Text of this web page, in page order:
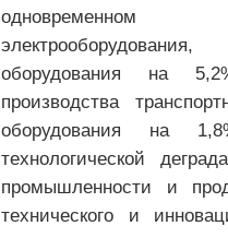
одновременном
оборудования на
производства
оборудования на
технологической
промышленности и
технического и